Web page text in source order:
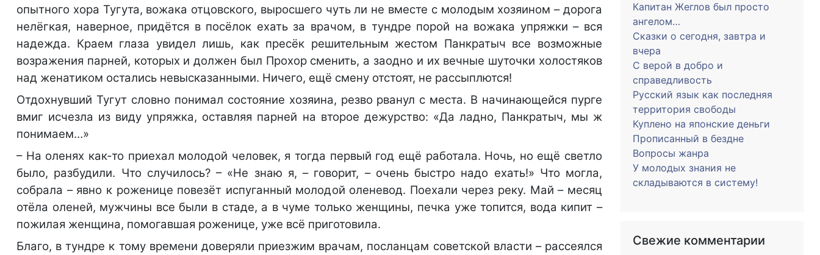
опытного хора Тугута, вожака отцовского, выросшего чуть ли не вместе с молодым хозяином – дорога
нелёгкая, наверное, придётся в посёлок ехать за врачом, в тундре порой на вожака упряжки – вся
надежда. Краем глаза увидел лишь, как пресёк решительным жестом Панкратыч все возможные
возражения парней, которых и должен был Прохор сменить, а заодно и их вечные шуточки холостяков
над женатиком остались невысказанными. Ничего, ещё смену отстоят, не рассыплются!
Отдохнувший Тугут словно понимал состояние хозяина, резво рванул с места. В начинающейся пурге
вмиг исчезла из виду упряжка, оставляя парней на второе дежурство: «Да ладно, Панкратыч, мы ж
понимаем…»
– На оленях как-то приехал молодой человек, я тогда первый год ещё работала. Ночь, но ещё светло
было, разбудили. Что случилось? – «Не знаю я, – говорит, – очень быстро надо ехать!» Что могла,
собрала – явно к роженице повезёт испуганный молодой оленевод. Поехали через реку. Май – месяц
отёла оленей, мужчины все были в стаде, а в чуме только женщины, печка уже топится, вода кипит –
пожилая женщина, помогавшая роженице, уже всё приготовила.
Благо, в тундре к тому времени доверяли приезжим врачам, посланцам советской власти – рассеялся
Капитан Жеглов был просто
ангелом…
Сказки о сегодня, завтра и
вчера
С верой в добро и
справедливость
Русский язык как последняя
территория свободы
Куплено на японские деньги
Прописанный в бездне
Вопросы жанра
У молодых знания не
складываются в систему!
Свежие комментарии